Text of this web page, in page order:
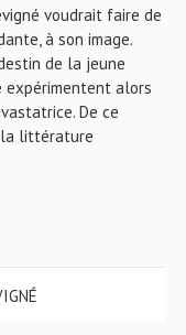
voudrait faire de
à son image.
de la jeune
expérimentent alors
De ce
la littérature